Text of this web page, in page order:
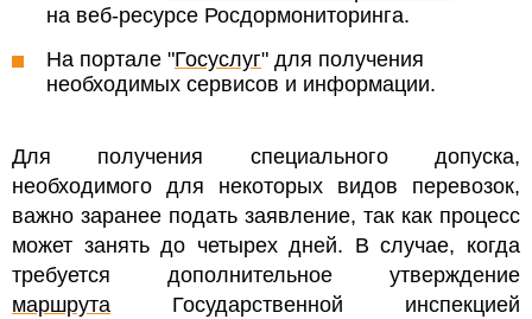
на веб-ресурсе Росдормониторинга.
На портале "Госуслуг" для получения
необходимых сервисов и информации.
Для получения специального допуска,
необходимого для некоторых видов перевозок,
важно заранее подать заявление, так как процесс
может занять до четырех дней. В случае, когда
требуется дополнительное утверждение
маршрута Государственной инспекцией